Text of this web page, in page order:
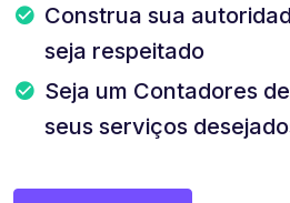
Construa sua
seja respeitado
Seja um Contadores
seus serviços